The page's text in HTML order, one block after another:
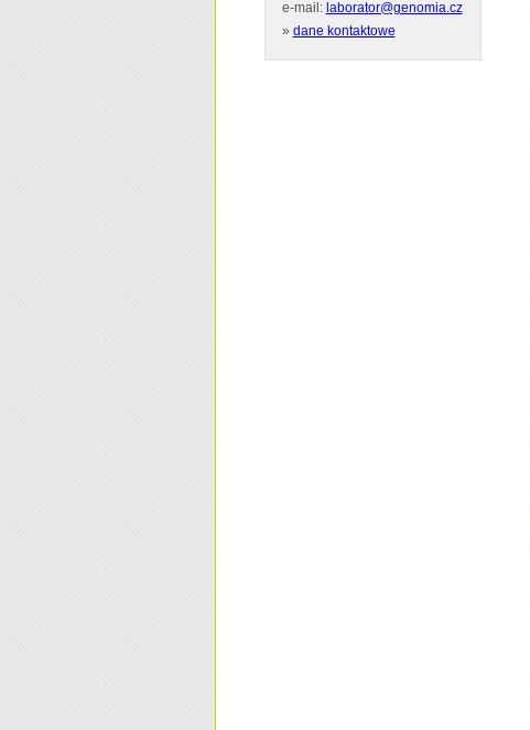
e-mail: laborator@genomia.cz
» dane kontaktowe